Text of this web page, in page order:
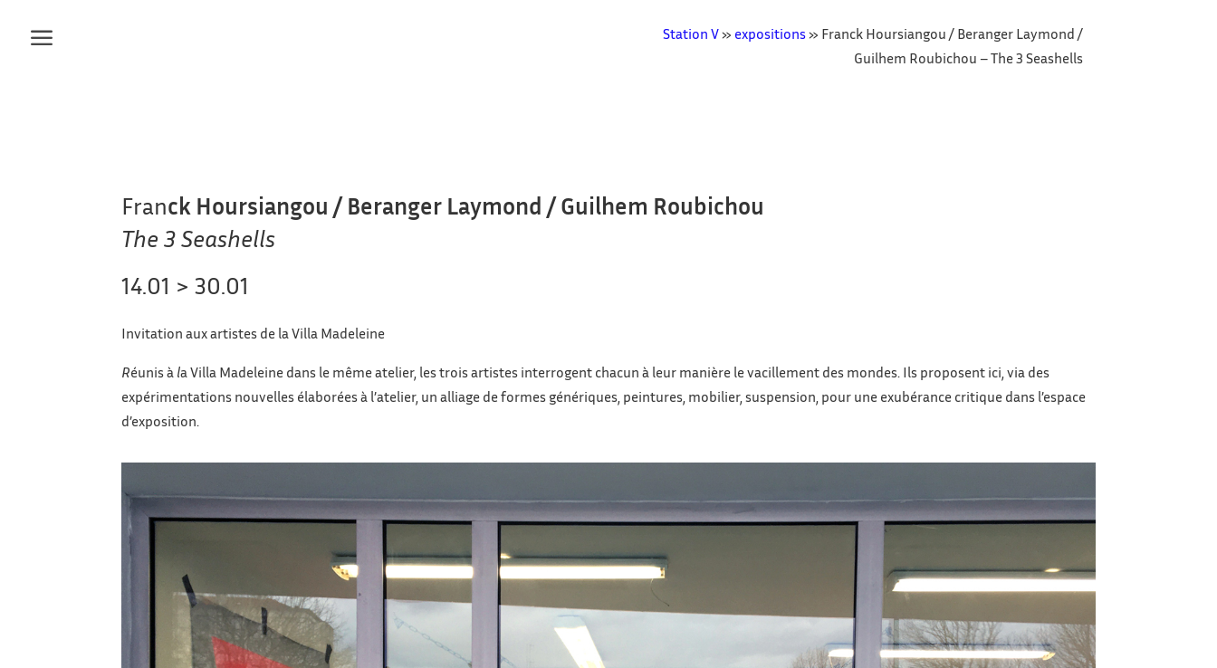
Station V» expositions» Franck Hoursiangou / Beranger Laymond /
Guilhem Roubichou – The 3 Seashells
Franck Hoursiangou / Beranger Laymond / Guilhem Roubichou
The 3 Seashells
14.01 > 30.01
Invitation aux artistes de la Villa Madeleine
Réunis à la Villa Madeleine dans le même atelier, les trois artistes interrogent chacun à leur manière le vacillement des mondes. Ils proposent ici, via des
expérimentations nouvelles élaborées à l’atelier, un alliage de formes génériques, peintures, mobilier, suspension, pour une exubérance critique dans l’espace
d’exposition.